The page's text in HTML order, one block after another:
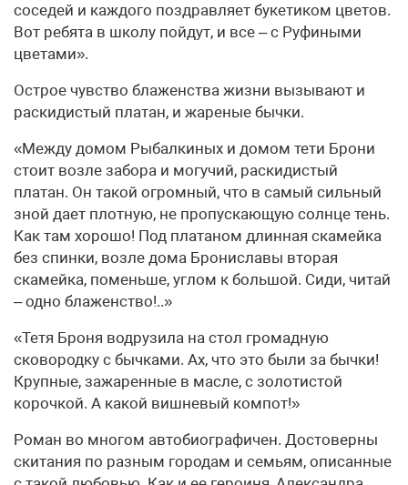
соседей и каждого поздравляет букетиком цветов.
Вот ребята в школу пойдут, и все – с Руфиными
цветами».
Острое чувство блаженства жизни вызывают и
раскидистый платан, и жареные бычки.
«Между домом Рыбалкиных и домом тети Брони
стоит возле забора и могучий, раскидистый
платан. Он такой огромный, что в самый сильный
зной дает плотную, не пропускающую солнце тень.
Как там хорошо! Под платаном длинная скамейка
без спинки, возле дома Брониславы вторая
скамейка, поменьше, углом к большой. Сиди, читай
– одно блаженство!..»
«Тетя Броня водрузила на стол громадную
сковородку с бычками. Ах, что это были за бычки!
Крупные, зажаренные в масле, с золотистой
корочкой. А какой вишневый компот!»
Роман во многом автобиографичен. Достоверны
скитания по разным городам и семьям, описанные